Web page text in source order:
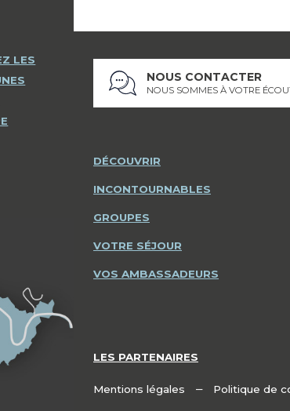
LES
NOUS CONTACTER
NOUS SOMMES À VOTRE
DÉCOUVRIR
INCONTOURNABLES
GROUPES
VOTRE SÉJOUR
VOS AMBASSADEURS
LES PARTENAIRES
Mentions légales – Politique de